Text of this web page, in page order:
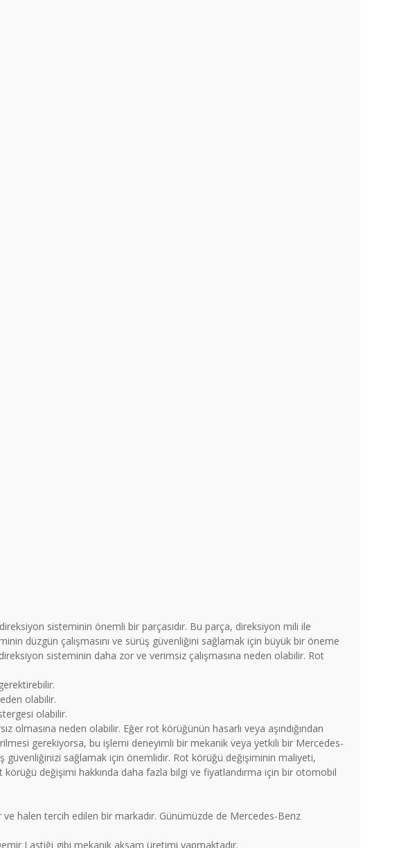
sisteminin önemli bir parçasıdır. Bu parça, direksiyon mili ile
düzgün çalışmasını ve sürüş güvenliğini sağlamak için büyük bir öneme
sisteminin daha zor ve verimsiz çalışmasına neden olabilir. Rot
olabilir.
olabilir.
neden olabilir. Eğer rot körüğünün hasarlı veya aşındığından
gerekiyorsa, bu işlemi deneyimli bir mekanik veya yetkili bir Mercedes-
güvenliğinizi sağlamak için önemlidir. Rot körüğü değişiminin maliyeti,
körüğü değişimi hakkında daha fazla bilgi ve fiyatlandırma için bir otomobil
halen tercih edilen bir markadır. Günümüzde de Mercedes-Benz
Lastiği gibi mekanik aksam üretimi yapmaktadır.